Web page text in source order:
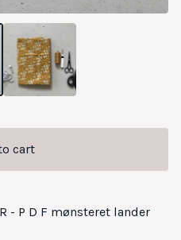
cart
R - P D F mønsteret lander